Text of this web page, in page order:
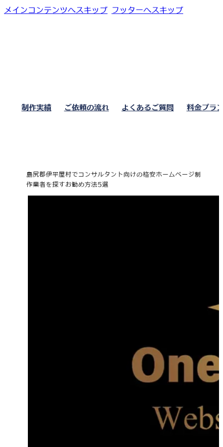
メインコンテンツへスキップ フッターへスキップ
制作実績 ご依頼の流れ よくあるご質問 料金プラ
島尻郡伊平屋村でコンサルタント向けの格安ホームページ制
作業者を探すお勧め方法5選